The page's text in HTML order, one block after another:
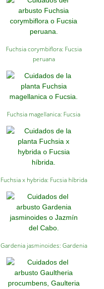
Fuchsia corymbiflora: Fucsia
peruana
Fuchsia magellanica: Fucsia
Fuchsia x hybrida: Fucsia híbrida
Gardenia jasminoides: Gardenia